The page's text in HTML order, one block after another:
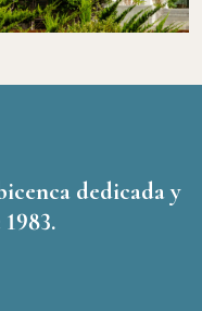
dedicada y